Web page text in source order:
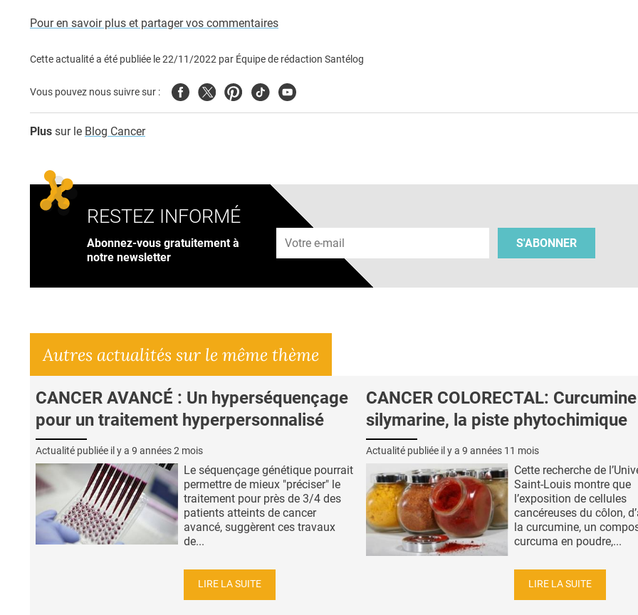
Pour en savoir plus et partager vos commentaires
Cette actualité a été publiée le22/11/2022 par Équipe de rédaction Santélog
Vous pouvez nous suivre sur : FacebookTwitterPinterest
TiktokYoutube
Plus sur le Blog Cancer
RESTEZ INFORMÉ
Abonnez-vous gratuitement à
notre newsletter
Adresse e-mail
S'ABONNER
Autres actualités sur le même thème
CANCER AVANCÉ : Un hyperséquençage
pour un traitement hyperpersonnalisé
Actualité publiée il y a 9 années 2 mois
Le séquençage génétique pourrait
permettre de mieux "préciser" le
traitement pour près de 3/4 des
patients atteints de cancer
avancé, suggèrent ces travaux
de...
LIRE LA SUITE
CANCER COLORECTAL:
silymarine, la piste phytochimique
Actualité publiée il y a 9 années 11 mois
Cette recherche de
Saint-Louis montre que
l’exposition de cellules
cancéreuses du côlon,
la curcumine, un
curcuma en poudre,...
LIRE LA SUITE